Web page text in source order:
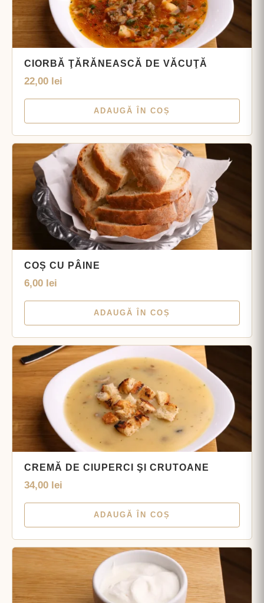
CIORBĂ ŢĂRĂNEASCĂ DE VĂCUŢĂ
22,00 lei
ADAUGĂ ÎN COȘ
COȘ CU PÂINE
6,00 lei
ADAUGĂ ÎN COȘ
CREMĂ DE CIUPERCI ŞI CRUTOANE
34,00 lei
ADAUGĂ ÎN COȘ